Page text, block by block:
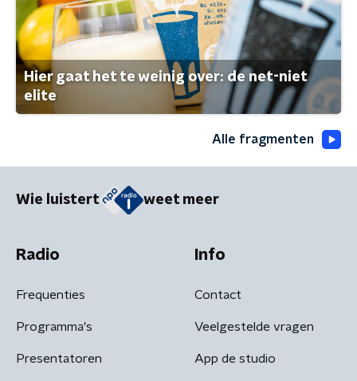
Hier gaat het te weinig over: de net-niet
elite
Alle fragmenten
Wie luistert weet meer
Radio
Frequenties
Programma's
Presentatoren
Info
Contact
Veelgestelde vragen
App de studio